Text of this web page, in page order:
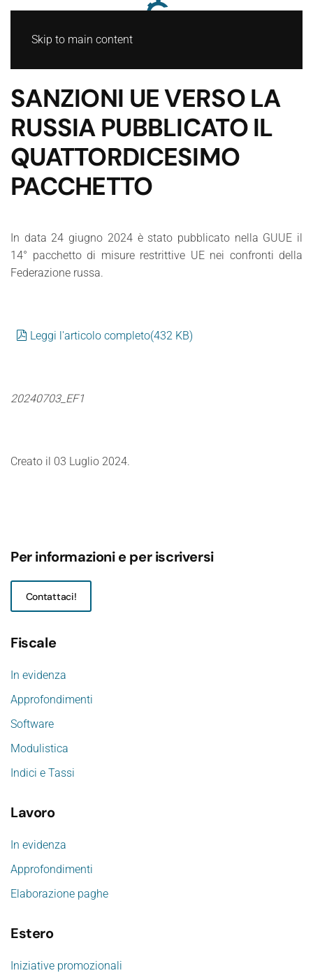
Skip to main content
SANZIONI UE VERSO LA
RUSSIA PUBBLICATO IL
QUATTORDICESIMO
PACCHETTO
In data 24 giugno 2024 è stato pubblicato nella GUUE il
14° pacchetto di misure restrittive UE nei confronti della
Federazione russa.
pdf
Leggi l'articolo completo(432 KB)
20240703_EF1
Creato il 03 Luglio 2024.
Per informazioni e per iscriversi
Contattaci!
Fiscale
In evidenza
Approfondimenti
Software
Modulistica
Indici e Tassi
Lavoro
In evidenza
Approfondimenti
Elaborazione paghe
Estero
Iniziative promozionali